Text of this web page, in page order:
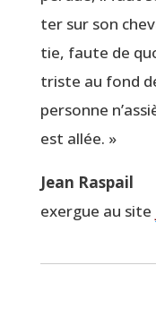
ter sur son
tie, faute de
triste au fond
per­sonne
est allée. »
Jean Ras­pail
exergue au site